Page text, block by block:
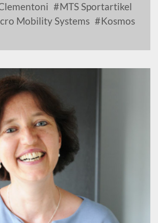
MTS Sportartikel
Mobility Systems
Kosmos